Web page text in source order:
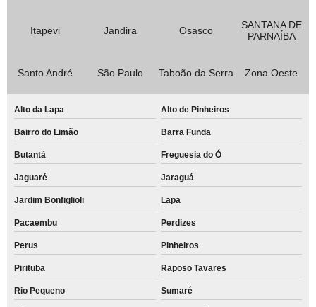
Itapevi Jandira Osasco
SANTANA DE
PARNAÍBA
Santo André São Paulo Taboão da Serra Zona Oeste
Alto da Lapa Alto de Pinheiros
Bairro do Limão Barra Funda
Butantã Freguesia do Ó
Jaguaré Jaraguá
Jardim Bonfiglioli Lapa
Pacaembu Perdizes
Perus Pinheiros
Pirituba Raposo Tavares
Rio Pequeno Sumaré